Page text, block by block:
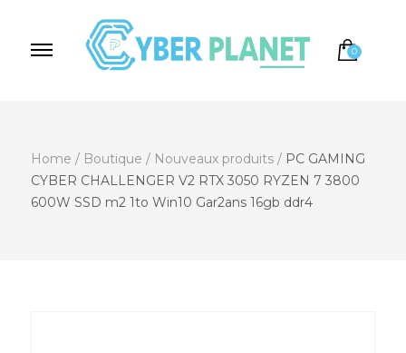
0
Home / Boutique / Nouveaux produits / PC GAMING
CYBER CHALLENGER V2 RTX 3050 RYZEN 7 3800
600W SSD m2 1to Win10 Gar2ans 16gb ddr4